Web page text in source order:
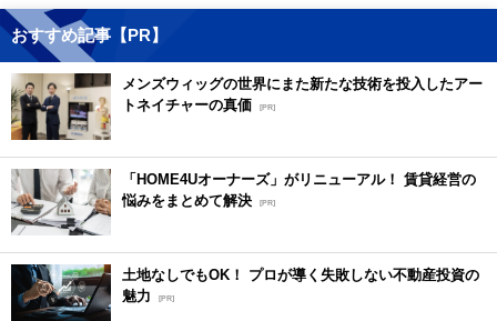
おすすめ記事【PR】
メンズウィッグの世界にまた新たな技術を投入したアー
トネイチャーの真価 [PR]
「HOME4Uオーナーズ」がリニューアル！ 賃貸経営の
悩みをまとめて解決 [PR]
土地なしでもOK！ プロが導く失敗しない不動産投資の
魅力
[PR]